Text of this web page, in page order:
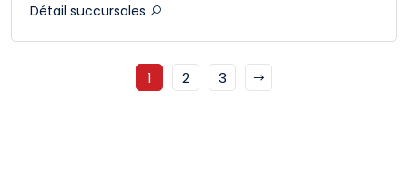
Détail succursales
1 2 3